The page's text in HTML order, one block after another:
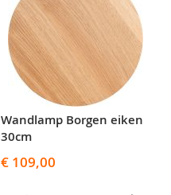
Wandlamp Borgen eiken
30cm
€ 109,00